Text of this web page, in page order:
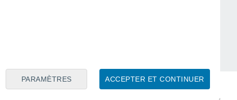
ACCEPTER ET CONTINUER
PARAMÈTRES
Informations utiles sur Oberwarmensteinach